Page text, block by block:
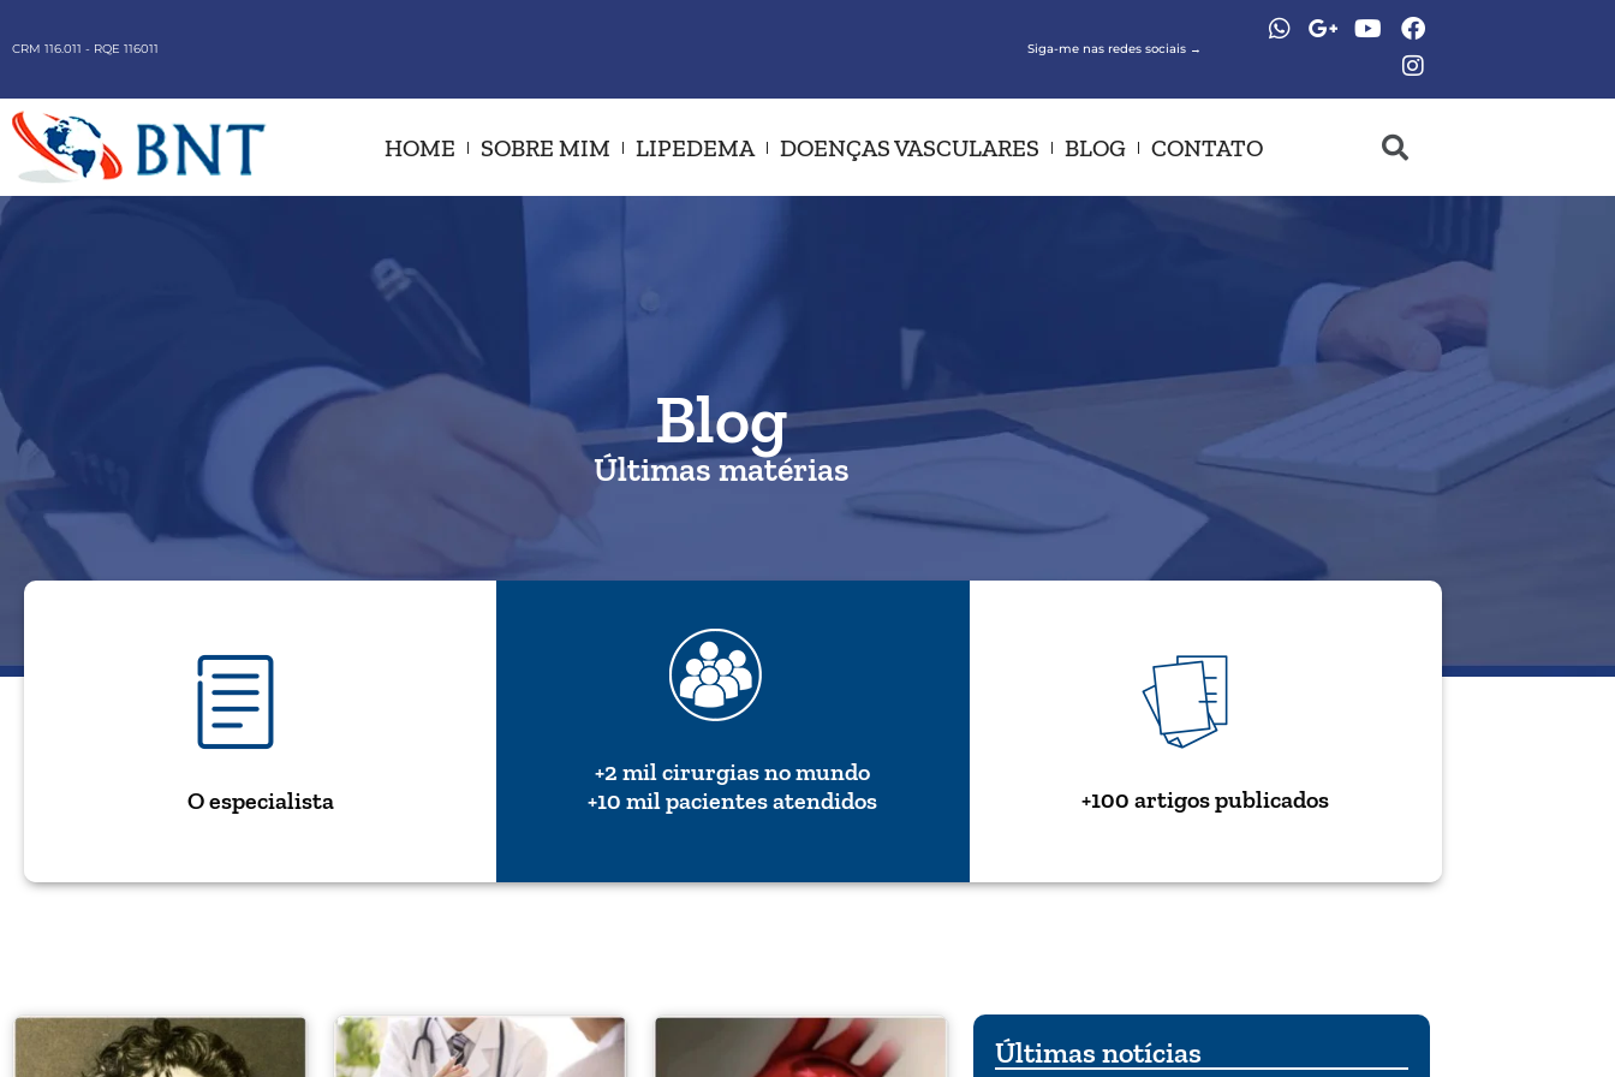
CRM 116.011 - RQE 116011 Siga-me nas redes sociais →
HOME SOBRE MIM LIPEDEMA DOENÇAS VASCULARES BLOG CONTATO
Blog
Últimas matérias
O especialista
+2 mil cirurgias no mundo
+10 mil pacientes atendidos
+100 artigos publicados
Últimas notícias